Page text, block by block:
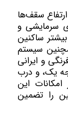
سقف‌ها
سرمایشی و
ساکنین
و همچنین سیستم
و ایرانی
یک، و درب
امکانات این
را تضمین